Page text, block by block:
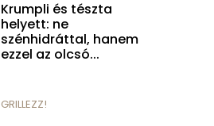
Krumpli és tészta
helyett: ne
szénhidráttal, hanem
ezzel az olcsó...
GRILLEZZ!